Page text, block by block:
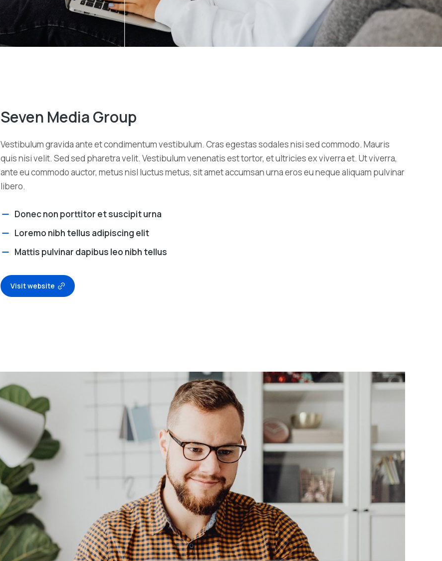
Seven Media Group
Vestibulum gravida ante et condimentum vestibulum. Cras egestas sodales nisi sed commodo. Mauris
quis nisi velit. Sed sed pharetra velit. Vestibulum venenatis est tortor, et ultricies ex viverra et. Ut viverra,
ante eu commodo auctor, metus nisl luctus metus, sit amet accumsan urna eros eu neque aliquam pulvinar
libero.
Donec non porttitor et suscipit urna
Loremo nibh tellus adipiscing elit
Mattis pulvinar dapibus leo nibh tellus
Visit website